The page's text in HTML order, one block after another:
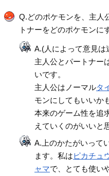
Q.どのポケモンを、主人
トナーをどのポケモンに
A.(人によって意見は
主人公とパートナー
いです。
主人公はノーマルタ
モンにしてもいいか
本来のゲーム性を追
えていくのがいいと
A.上のかたがいって
ます。私はピカチュ
ャマで、とても使い